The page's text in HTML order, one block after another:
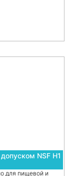
NSF H1
для пищевой и